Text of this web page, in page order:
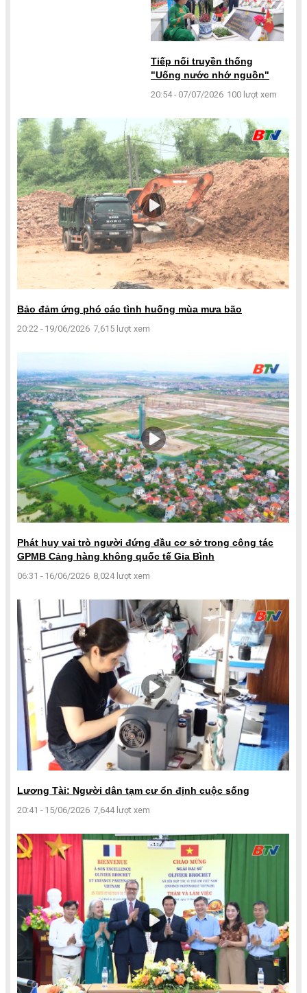
Tiếp nối truyền thống
"Uống nước nhớ nguồn"
20:54 - 07/07/2026 100 lượt xem
Bảo đảm ứng phó các tình huống mùa mưa bão
20:22 - 19/06/2026 7,615 lượt xem
Phát huy vai trò người đứng đầu cơ sở trong công tác
GPMB Cảng hàng không quốc tế Gia Bình
06:31 - 16/06/2026 8,024 lượt xem
Lương Tài: Người dân tạm cư ổn định cuộc sống
20:41 - 15/06/2026 7,644 lượt xem